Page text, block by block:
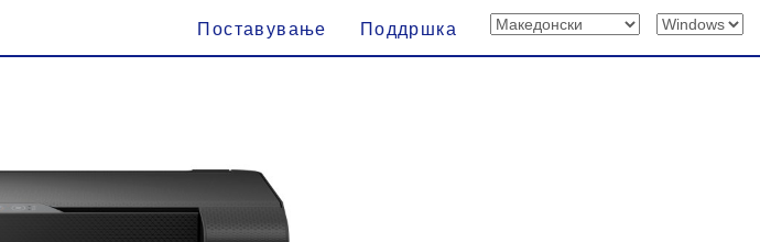
Поставување Поддршка